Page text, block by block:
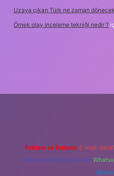
Uzaya çıkan Türk ne zaman
Örnek olay inceleme tekniği nedir ?
Reklam ve İletişim: E-mail:
forumhizmeti@gmail.com